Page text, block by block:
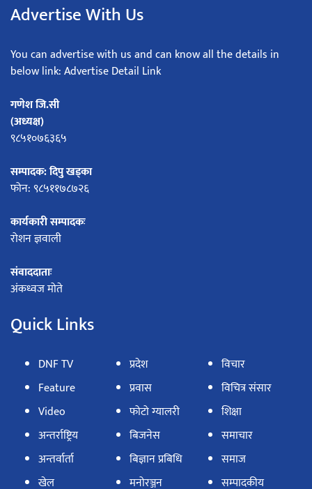
Advertise With Us
You can advertise with us and can know all the details in
below link: Advertise Detail Link
गणेश जि.सी
(अध्यक्ष)
९८५१०७६३६५
सम्पादक: दिपु खड्का
फोन: ९८५११७८७२६
कार्यकारी सम्पादकः
रोशन ज्ञवाली
संवाददाताः
अंकध्वज मोते
Quick Links
DNF TV
Feature
Video
अन्तर्राष्ट्रिय
अन्तर्वार्ता
खेल
प्रदेश
प्रवास
फोटो ग्यालरी
बिजनेस
बिज्ञान प्रबिधि
मनोरञ्जन
विचार
विचित्र संसार
शिक्षा
समाचार
समाज
सम्पादकीय